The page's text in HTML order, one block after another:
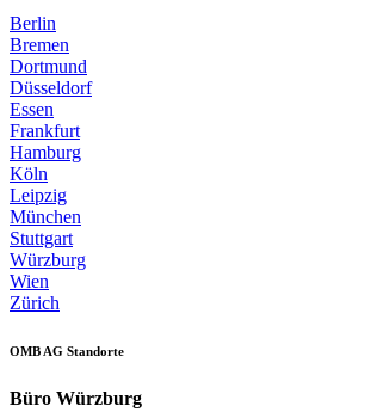
Berlin
Bremen
Dortmund
Düsseldorf
Essen
Frankfurt
Hamburg
Köln
Leipzig
München
Stuttgart
Würzburg
Wien
Zürich
OMB AG Standorte
Büro Würzburg